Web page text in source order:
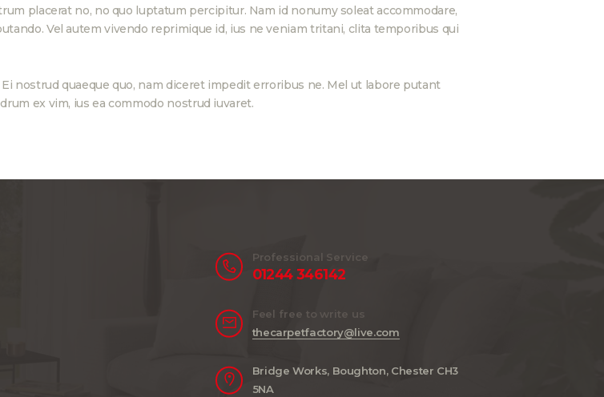
placerat no, no quo luptatum percipitur. Nam id nonumy soleat accommodare,
Vel autem vivendo reprimique id, ius ne veniam tritani, clita temporibus qui
nostrud quaeque quo, nam diceret impedit erroribus ne. Mel ut labore putant
ex vim, ius ea commodo nostrud iuvaret.
Professional Service
01244 346142
Feel free to write us
thecarpetfactory@live.com
Bridge Works, Boughton, Chester CH3
5NA